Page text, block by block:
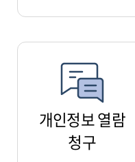
개인정보 열람
청구